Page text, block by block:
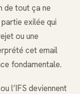
de tout ça ne
exilée qui
ou une
cet email
fondamentale.
l’IFS deviennent